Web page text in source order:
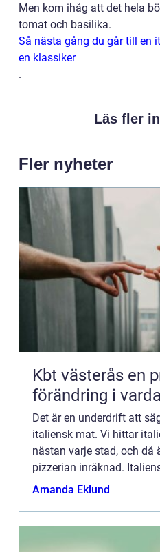
Men kom ihåg att det hela
tomat och basilika.
Så nästa gång du går till en
en klassiker
.
Läs fler
Fler nyheter
Kbt västerås en praktisk väg till
förändring i
Det är en underdrift att
italiensk mat. Vi hittar
nästan varje stad, och då
pizzerian inräknad.
s...
Amanda Eklund